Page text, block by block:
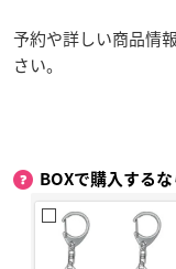
予約や詳しい商品情
さい。
BOXで購入する